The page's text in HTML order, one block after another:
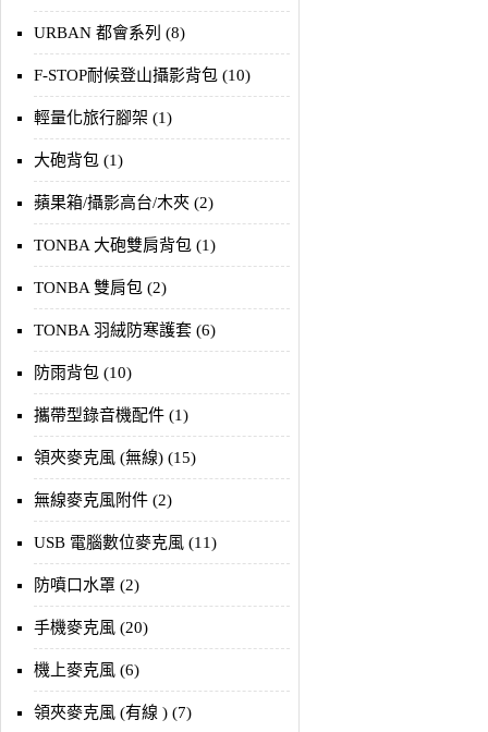
URBAN 都會系列 (8)
F-STOP耐候登山攝影背包 (10)
輕量化旅行腳架 (1)
大砲背包 (1)
蘋果箱/攝影高台/木夾 (2)
TONBA 大砲雙肩背包 (1)
TONBA 雙肩包 (2)
TONBA 羽絨防寒護套 (6)
防雨背包 (10)
攜帶型錄音機配件 (1)
領夾麥克風 (無線) (15)
無線麥克風附件 (2)
USB 電腦數位麥克風 (11)
防噴口水罩 (2)
手機麥克風 (20)
機上麥克風 (6)
領夾麥克風 (有線 ) (7)